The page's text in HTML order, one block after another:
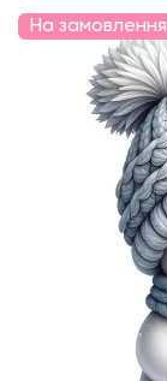
На замовлення